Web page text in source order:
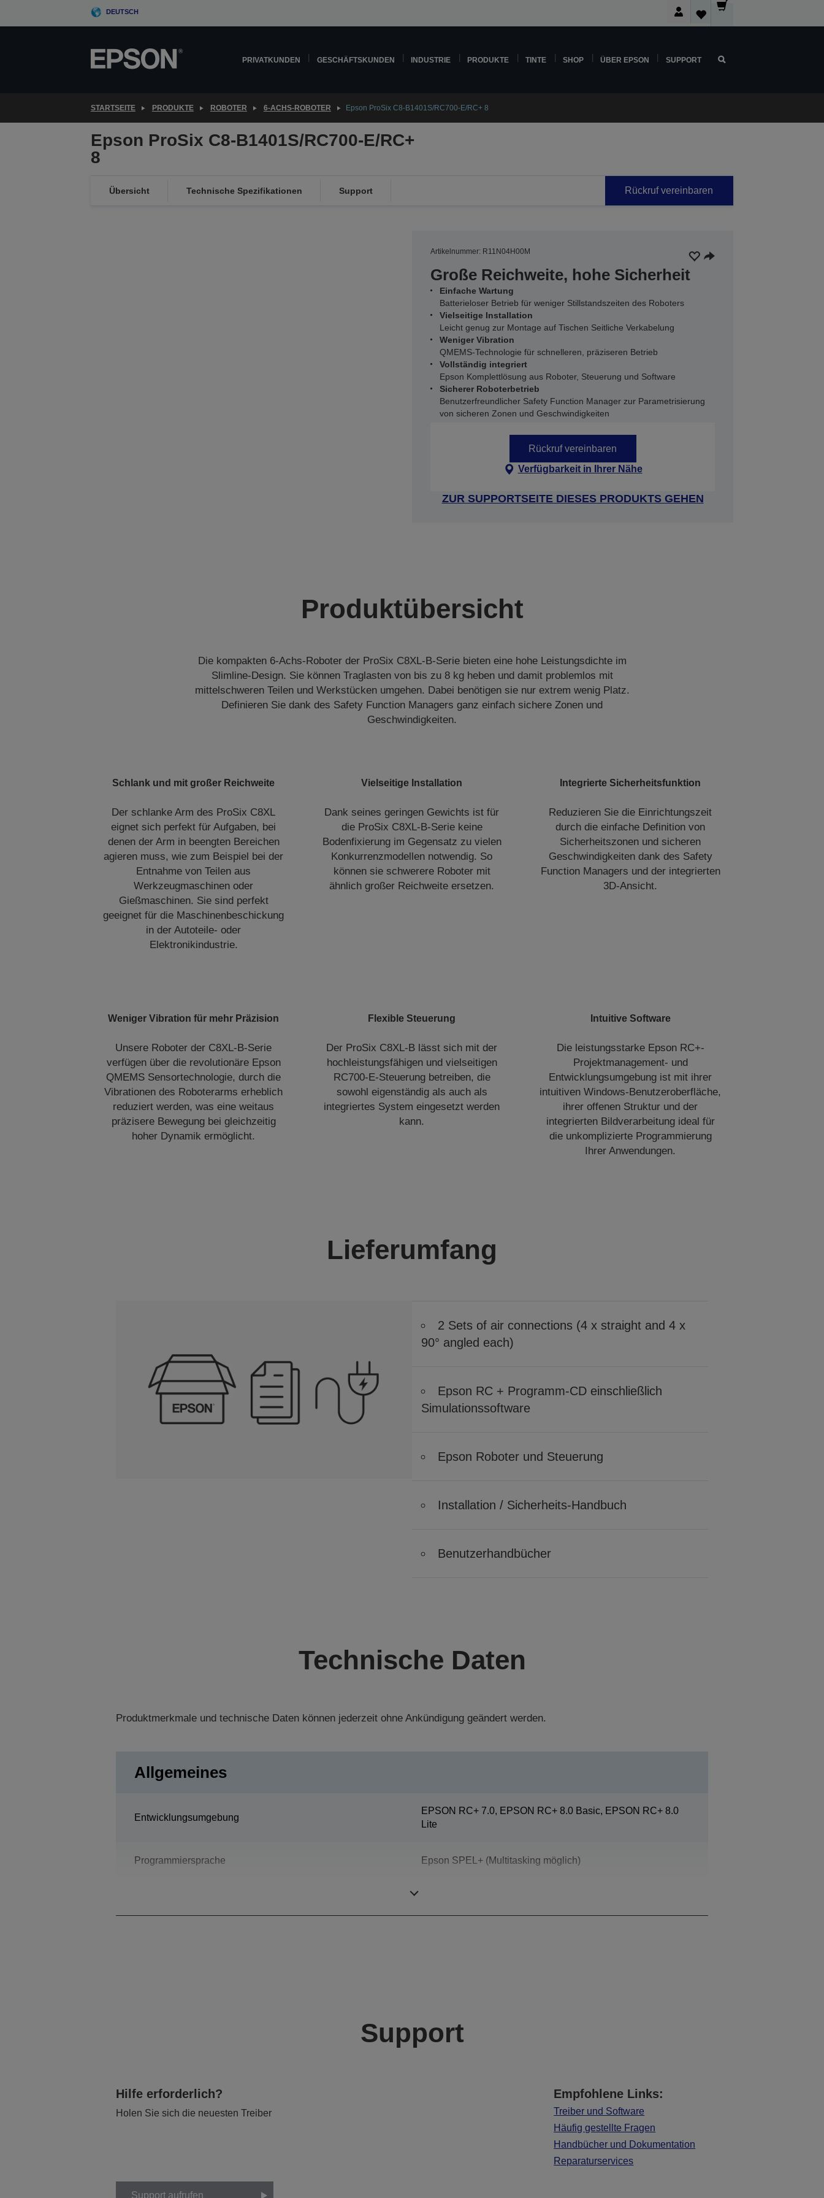
DEUTSCH
PRIVATKUNDEN GESCHÄFTSKUNDEN INDUSTRIE PRODUKTE TINTE SHOP ÜBER EPSON SUPPORT
STARTSEITE PRODUKTE ROBOTER 6-ACHS-ROBOTER Epson ProSix C8-B1401S/RC700-E/RC+ 8
Epson ProSix C8-B1401S/RC700-E/RC+
8
Übersicht Technische Spezifikationen Support Rückruf vereinbaren
Artikelnummer: R11N04H00M
Große Reichweite, hohe Sicherheit
Einfache Wartung
Batterieloser Betrieb für weniger Stillstandszeiten des Roboters
Vielseitige Installation
Leicht genug zur Montage auf Tischen Seitliche Verkabelung
Weniger Vibration
QMEMS-Technologie für schnelleren, präziseren Betrieb
Vollständig integriert
Epson Komplettlösung aus Roboter, Steuerung und Software
Sicherer Roboterbetrieb
Benutzerfreundlicher Safety Function Manager zur Parametrisierung
von sicheren Zonen und Geschwindigkeiten
Rückruf vereinbaren
Verfügbarkeit in Ihrer Nähe
ZUR SUPPORTSEITE DIESES PRODUKTS GEHEN
Produktübersicht
Die kompakten 6-Achs-Roboter der ProSix C8XL-B-Serie bieten eine hohe Leistungsdichte im
Slimline-Design. Sie können Traglasten von bis zu 8 kg heben und damit problemlos mit
mittelschweren Teilen und Werkstücken umgehen. Dabei benötigen sie nur extrem wenig Platz.
Definieren Sie dank des Safety Function Managers ganz einfach sichere Zonen und
Geschwindigkeiten.
Schlank und mit großer Reichweite
Der schlanke Arm des ProSix C8XL
eignet sich perfekt für Aufgaben, bei
denen der Arm in beengten Bereichen
agieren muss, wie zum Beispiel bei der
Entnahme von Teilen aus
Werkzeugmaschinen oder
Gießmaschinen. Sie sind perfekt
geeignet für die Maschinenbeschickung
in der Autoteile- oder
Elektronikindustrie.
Vielseitige Installation
Dank seines geringen Gewichts ist für
die ProSix C8XL-B-Serie keine
Bodenfixierung im Gegensatz zu vielen
Konkurrenzmodellen notwendig. So
können sie schwerere Roboter mit
ähnlich großer Reichweite ersetzen.
Integrierte Sicherheitsfunktion
Reduzieren Sie die Einrichtungszeit
durch die einfache Definition von
Sicherheitszonen und sicheren
Geschwindigkeiten dank des Safety
Function Managers und der integrierten
3D-Ansicht.
Weniger Vibration für mehr Präzision
Unsere Roboter der C8XL-B-Serie
verfügen über die revolutionäre Epson
QMEMS Sensortechnologie, durch die
Vibrationen des Roboterarms erheblich
reduziert werden, was eine weitaus
präzisere Bewegung bei gleichzeitig
hoher Dynamik ermöglicht.
Flexible Steuerung
Der ProSix C8XL-B lässt sich mit der
hochleistungsfähigen und vielseitigen
RC700-E-Steuerung betreiben, die
sowohl eigenständig als auch als
integriertes System eingesetzt werden
kann.
Intuitive Software
Die leistungsstarke Epson RC+-
Projektmanagement- und
Entwicklungsumgebung ist mit ihrer
intuitiven Windows-Benutzeroberfläche,
ihrer offenen Struktur und der
integrierten Bildverarbeitung ideal für
die unkomplizierte Programmierung
Ihrer Anwendungen.
Lieferumfang
2 Sets of air connections (4 x straight and 4 x
90° angled each)
Epson RC + Programm-CD einschließlich
Simulationssoftware
Epson Roboter und Steuerung
Installation / Sicherheits-Handbuch
Benutzerhandbücher
Technische Daten
Produktmerkmale und technische Daten können jederzeit ohne Ankündigung geändert werden.
Allgemeines
Entwicklungsumgebung
EPSON RC+ 7.0, EPSON RC+ 8.0 Basic, EPSON RC+ 8.0
Lite
Programmiersprache Epson SPEL+ (Multitasking möglich)
Support
Hilfe erforderlich?
Holen Sie sich die neuesten Treiber
Empfohlene Links:
Treiber und Software
Häufig gestellte Fragen
Handbücher und Dokumentation
Reparaturservices
Support aufrufen